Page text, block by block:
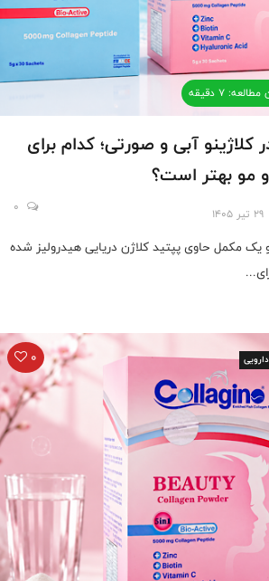
7 دقیقه
کلاژینو آبی و صورتی؛ کدام برای
مو بهتر است؟
29 تیر 1405 0
یک مکمل حاوی پپتید کلاژن دریایی هیدرولیز شده
0